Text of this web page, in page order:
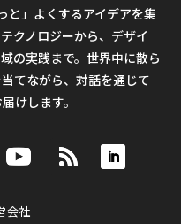
と」よくするアイデアを集
クノロジーから、デザイ
の実践まで。世界中に散ら
てながら、対話を通じて
けします。
会社